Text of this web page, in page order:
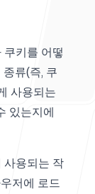
키를 어떻
류(즉, 쿠
사용되는
있는지에
사용되는 작
저에 로드